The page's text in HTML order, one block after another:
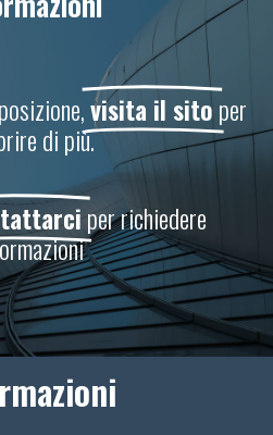
visita il sitoper
di più.
per richiedere